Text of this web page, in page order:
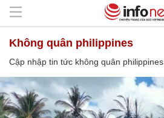
không quân philippines
Cập nhập tin tức không quân philippines